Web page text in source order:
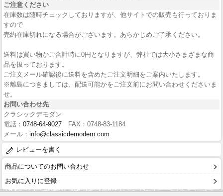
ご注意ください
在庫数は随時チェックしておりますが、他サイトでの販売も行っておりま
すので
売約在庫切れになる場合がございます。あらかじめご了承ください。
送料は買い物かご合計時に0円となりますが、弊社では大小さまざまな商
品を扱っております。
ご注文メール確認後に送料を含めたご注文明細をご案内いたします。
※離島につきましては、配送可能かをご注文前にお問い合わせくださいま
せ。
お問い合わせ先
クラシックデモダン
電話： 0748-64-9027 FAX：0748-83-1184
メール： info@classicdemodern.com
レビューを書く
商品についてのお問い合わせ
お気に入りに登録